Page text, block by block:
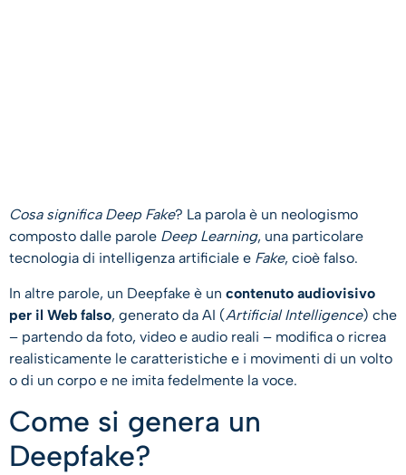
Cosa significa Deep Fake? La parola è un neologismo
composto dalle parole Deep Learning, una particolare
tecnologia di intelligenza artificiale e Fake, cioè falso.
In altre parole, un Deepfake è un contenuto audiovisivo
per il Web falso, generato da AI (Artificial Intelligence) che
– partendo da foto, video e audio reali – modifica o ricrea
realisticamente le caratteristiche e i movimenti di un volto
o di un corpo e ne imita fedelmente la voce.
Come si genera un
Deepfake?